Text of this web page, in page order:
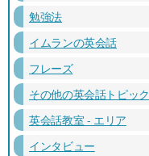
勉強法
イムランの英会話
フレーズ
その他の英会話トピック
英会話教室 - エリア
インタビュー